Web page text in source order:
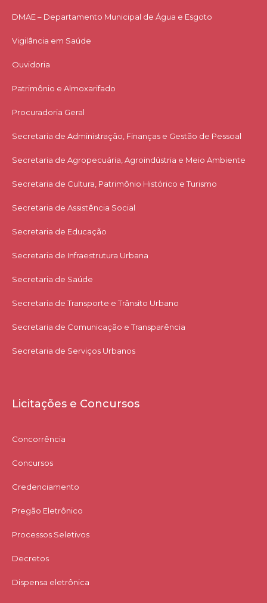
DMAE – Departamento Municipal de Água e Esgoto
Vigilância em Saúde
Ouvidoria
Patrimônio e Almoxarifado
Procuradoria Geral
Secretaria de Administração, Finanças e Gestão de Pessoal
Secretaria de Agropecuária, Agroindústria e Meio Ambiente
Secretaria de Cultura, Patrimônio Histórico e Turismo
Secretaria de Assistência Social
Secretaria de Educação
Secretaria de Infraestrutura Urbana
Secretaria de Saúde
Secretaria de Transporte e Trânsito Urbano
Secretaria de Comunicação e Transparência
Secretaria de Serviços Urbanos
Licitações e Concursos
Concorrência
Concursos
Credenciamento
Pregão Eletrônico
Processos Seletivos
Decretos
Dispensa eletrônica